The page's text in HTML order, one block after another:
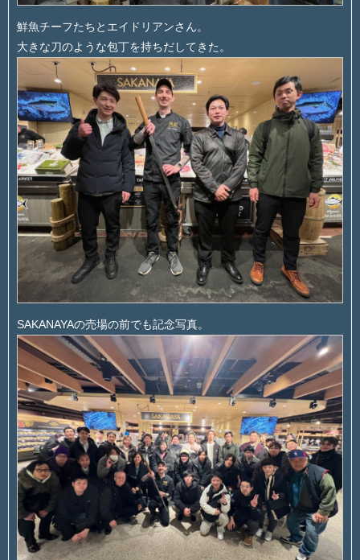
鮮魚チーフたちとエイドリアンさん。
大きな刀のような包丁を持ちだしてきた。
SAKANAYAの売場の前でも記念写真。